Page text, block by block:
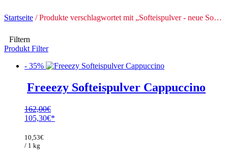
Startseite / Produkte verschlagwortet mit „Softeispulver - neue Sorten“
Filtern
Produkt Filter
- 35%
Freeezy Softeispulver Cappuccino
162,00€
Ursprünglicher
war:
162,00€
105,30€
Preis
ist:
10,53€
/ 1 kg